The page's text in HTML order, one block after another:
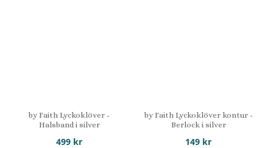
by Faith Lyckoklöver -
Halsband i silver
499 kr
by Faith Lyckoklöver kontur -
Berlock i silver
149 kr